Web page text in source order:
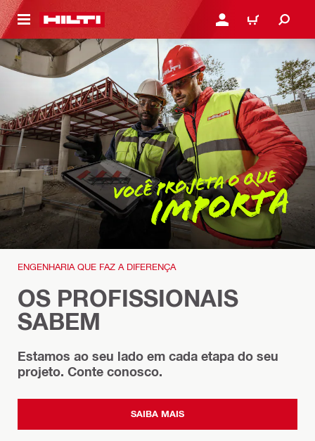
PRINCIPAL ENTRAR OU CADASTRAR
CARRINHO
ENGENHARIA QUE FAZ A DIFERENÇA
OS PROFISSIONAIS
SABEM
Estamos ao seu lado em cada etapa do seu
projeto. Conte conosco.
SAIBA MAIS